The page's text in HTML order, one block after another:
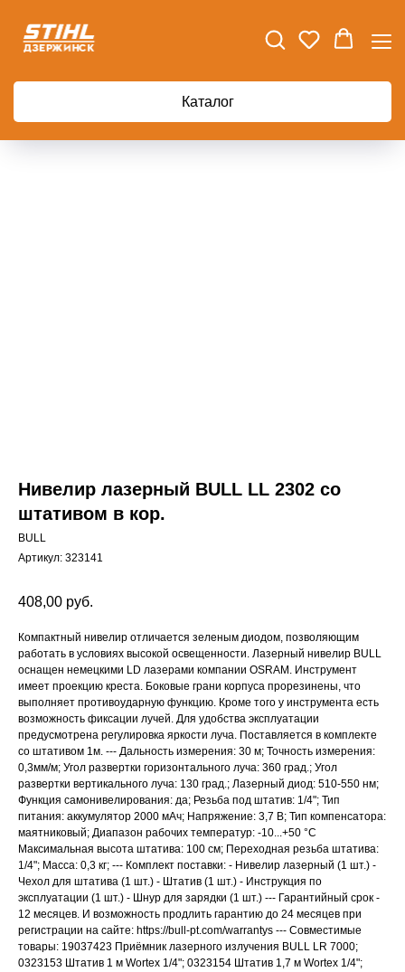
Каталог
Нивелир лазерный BULL LL 2302 со
штативом в кор.
BULL
Артикул: 323141
408,00 руб.
Компактный нивелир отличается зеленым диодом, позволяющим
работать в условиях высокой освещенности. Лазерный нивелир BULL
оснащен немецкими LD лазерами компании OSRAM. Инструмент
имеет проекцию креста. Боковые грани корпуса прорезинены, что
выполняет противоударную функцию. Кроме того у инструмента есть
возможность фиксации лучей. Для удобства эксплуатации
предусмотрена регулировка яркости луча. Поставляется в комплекте
со штативом 1м. --- Дальность измерения: 30 м; Точность измерения:
0,3мм/м; Угол развертки горизонтального луча: 360 град.; Угол
развертки вертикального луча: 130 град.; Лазерный диод: 510-550 нм;
Функция самонивелирования: да; Резьба под штатив: 1/4"; Тип
питания: аккумулятор 2000 мАч; Напряжение: 3,7 В; Тип компенсатора:
маятниковый; Диапазон рабочих температур: -10...+50 °С
Максимальная высота штатива: 100 см; Переходная резьба штатива:
1/4"; Масса: 0,3 кг; --- Комплект поставки: - Нивелир лазерный (1 шт.) -
Чехол для штатива (1 шт.) - Штатив (1 шт.) - Инструкция по
эксплуатации (1 шт.) - Шнур для зарядки (1 шт.) --- Гарантийный срок -
12 месяцев. И возможность продлить гарантию до 24 месяцев при
регистрации на сайте: https://bull-pt.com/warrantys --- Совместимые
товары: 19037423 Приёмник лазерного излучения BULL LR 7000;
0323153 Штатив 1 м Wortex 1/4"; 0323154 Штатив 1,7 м Wortex 1/4";